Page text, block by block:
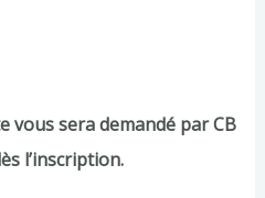
vous sera demandé par CB
l’inscription.